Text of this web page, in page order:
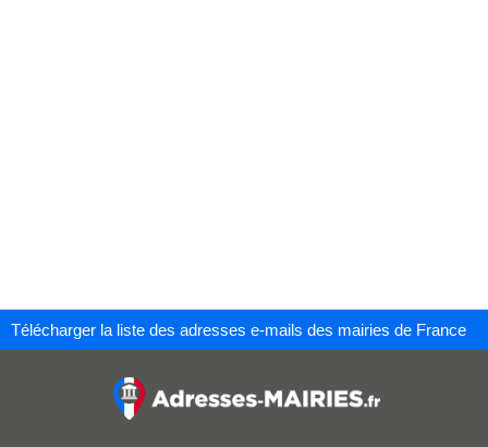
Télécharger la liste des adresses e-mails des mairies de France